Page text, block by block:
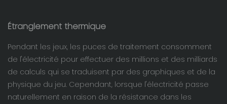
Étranglement thermique
Pendant les jeux, les puces de traitement consomment
de l'électricité pour effectuer des millions et des milliards
de calculs qui se traduisent par des graphiques et de la
physique du jeu. Cependant, lorsque l'électricité passe
naturellement en raison de la résistance dans les